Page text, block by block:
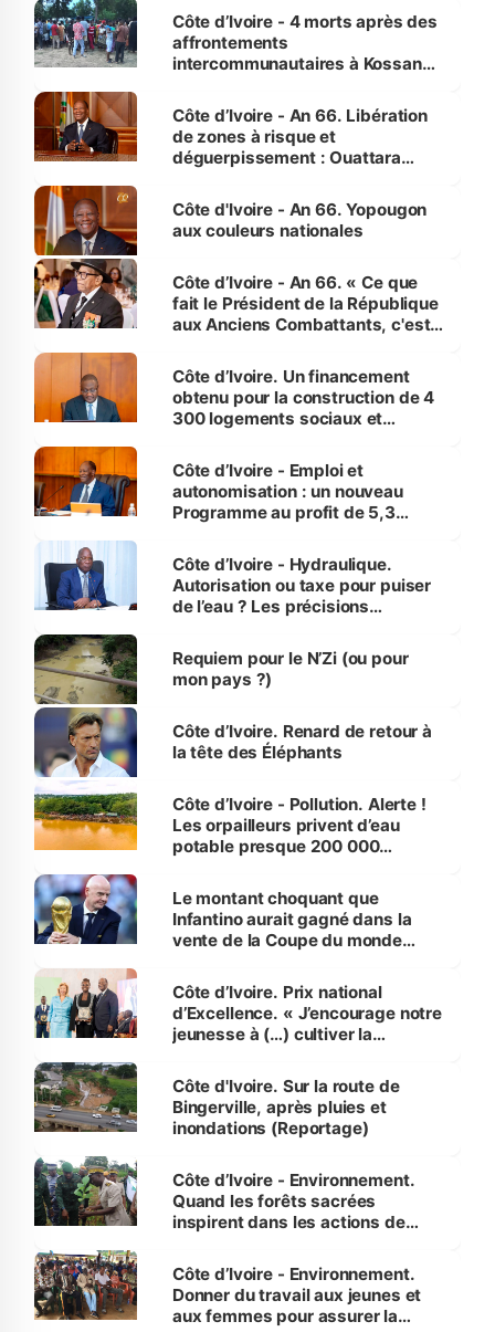
générations futures »
Côte d’Ivoire - 4 morts après des
affrontements
intercommunautaires à Kossandji
milieu des sinistrés
Côte d’Ivoire - An 66. Libération
de zones à risque et
déguerpissement : Ouattara
l'Etat de droit pour préserver les
vies humaines »
Côte d'Ivoire - An 66. Yopougon
aux couleurs nationales
Côte d’Ivoire - An 66. « Ce que
fait le Président de la République
aux Anciens Combattants, c'est
Côte d’Ivoire. Un financement
obtenu pour la construction de 4
300 logements sociaux et
et Yamoussoukro
Côte d’Ivoire - Emploi et
autonomisation : un nouveau
Programme au profit de 5,3
Côte d’Ivoire - Hydraulique.
Autorisation ou taxe pour puiser
de l’eau ? Les précisions
Requiem pour le N’Zi (ou pour
mon pays ?)
Côte d’Ivoire. Renard de retour à
la tête des Éléphants
Côte d’Ivoire - Pollution. Alerte !
Les orpailleurs privent d’eau
potable presque 200 000
Le montant choquant que
Infantino aurait gagné dans la
vente de la Coupe du monde
Côte d’Ivoire. Prix national
d’Excellence. « J’encourage notre
jeunesse à (…) cultiver la
(Alassane Ouattara
Côte d'Ivoire. Sur la route de
Bingerville, après pluies et
inondations (Reportage)
Côte d’Ivoire - Environnement.
Quand les forêts sacrées
inspirent dans les actions de
Côte d’Ivoire - Environnement.
Donner du travail aux jeunes et
aux femmes pour assurer la